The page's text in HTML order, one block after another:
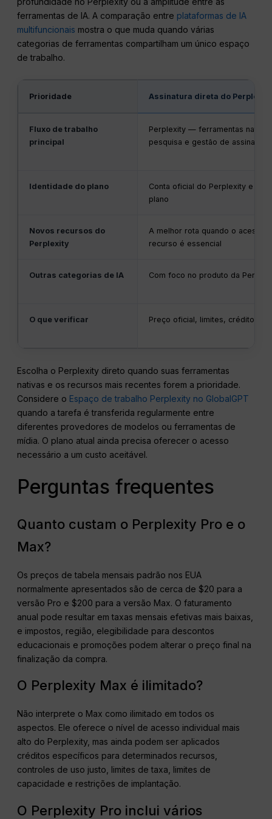
ferramentas de IA. A comparação entre plataformas de IA
multifuncionais mostra o que muda quando várias
categorias de ferramentas compartilham um único espaço
de trabalho.
Prioridade Assinatura direta do
Fluxo de trabalho
principal
Perplexity — ferramentas
pesquisa e gestão de assinantes
Identidade do plano
Conta oficial do Perplexity e
plano
Novos recursos do
Perplexity
A melhor rota quando o acesso
recurso é essencial
Outras categorias de IA Com foco no produto da
O que verificar Preço oficial, limites, créditos e
Escolha o Perplexity direto quando suas ferramentas
nativas e os recursos mais recentes forem a prioridade.
Considere o Espaço de trabalho Perplexity no GlobalGPT
quando a tarefa é transferida regularmente entre
diferentes provedores de modelos ou ferramentas de
mídia. O plano atual ainda precisa oferecer o acesso
necessário a um custo aceitável.
Perguntas frequentes
Quanto custam o Perplexity Pro e o
Max?
Os preços de tabela mensais padrão nos EUA
normalmente apresentados são de cerca de $20 para a
versão Pro e $200 para a versão Max. O faturamento
anual pode resultar em taxas mensais efetivas mais baixas,
e impostos, região, elegibilidade para descontos
educacionais e promoções podem alterar o preço final na
finalização da compra.
O Perplexity Max é ilimitado?
Não interprete o Max como ilimitado em todos os
aspectos. Ele oferece o nível de acesso individual mais
alto do Perplexity, mas ainda podem ser aplicados
créditos específicos para determinados recursos,
controles de uso justo, limites de taxa, limites de
capacidade e restrições de implantação.
O Perplexity Pro inclui vários